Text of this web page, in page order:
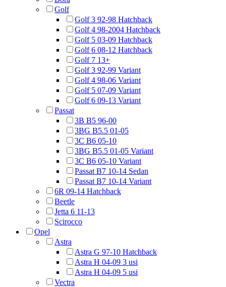
Golf
Golf 3 92-98 Hatchback
Golf 4 98-2004 Hatchback
Golf 5 03-09 Hatchback
Golf 6 08-12 Hatchback
Golf 7 13+
Golf 3 92-99 Variant
Golf 4 98-06 Variant
Golf 5 07-09 Variant
Golf 6 09-13 Variant
Passat
3B B5 96-00
3BG B5.5 01-05
3C B6 05-10
3BG B5.5 01-05 Variant
3C B6 05-10 Variant
Passat B7 10-14 Sedan
Passat B7 10-14 Variant
6R 09-14 Hatchback
Beetle
Jetta 6 11-13
Scirocco
Opel
Astra
Astra G 97-10 Hatchback
Astra H 04-09 3 usi
Astra H 04-09 5 usi
Vectra